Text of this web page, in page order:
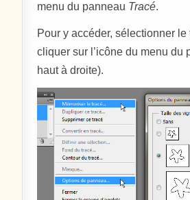
menu du panneau Tracé.
Pour y accéder, sélectionner le
cliquer sur l’icône du menu du
haut à droite).